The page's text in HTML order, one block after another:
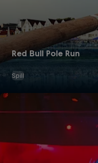
Red Bull Pole Run
Spill